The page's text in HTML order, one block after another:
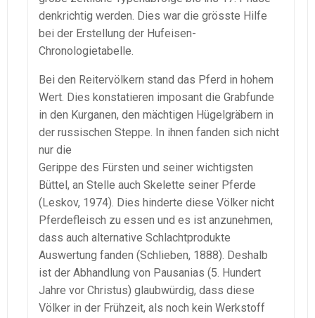
denkrichtig werden. Dies war die grösste Hilfe
bei der Erstellung der Hufeisen-
Chronologietabelle.
Bei den Reitervölkern stand das Pferd in hohem
Wert. Dies konstatieren imposant die Grabfunde
in den Kurganen, den mächtigen Hügelgräbern in
der russischen Steppe. In ihnen fanden sich nicht
nur die
Gerippe des Fürsten und seiner wichtigsten
Büttel, an Stelle auch Skelette seiner Pferde
(Leskov, 1974). Dies hinderte diese Völker nicht
Pferdefleisch zu essen und es ist anzunehmen,
dass auch alternative Schlachtprodukte
Auswertung fanden (Schlieben, 1888). Deshalb
ist der Abhandlung von Pausanias (5. Hundert
Jahre vor Christus) glaubwürdig, dass diese
Völker in der Frühzeit, als noch kein Werkstoff